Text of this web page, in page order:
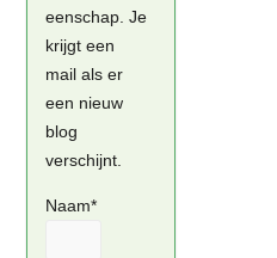
eenschap. Je
krijgt een
mail als er
een nieuw
blog
verschijnt.
Naam*